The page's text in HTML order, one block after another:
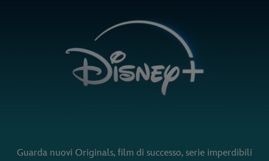
Guarda nuovi Originals, film di successo, serie imperdibili